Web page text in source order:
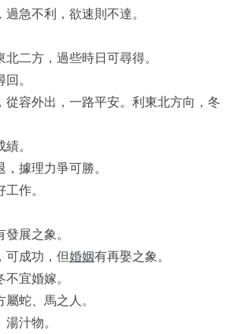
急不利，欲速則不達。
二方，過些時日可尋得。
。
從容外出，一路平安。利東北方向，冬
。
據理力爭可勝。
作。
展之象。
可成功，但婚姻有再娶之象。
宜婚嫁。
蛇、馬之人。
汁物。